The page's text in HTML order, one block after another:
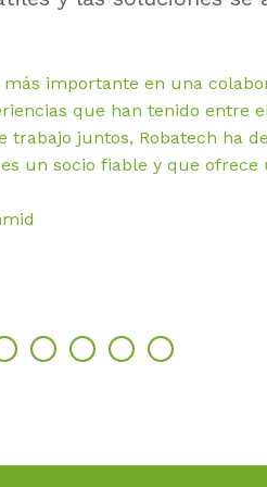
importante en una
que han tenido entre
trabajo juntos, Robatech ha
un socio fiable y que ofrece